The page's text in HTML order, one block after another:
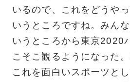
いるので、これをどうや
いうところですね。みん
いうところから東京2020
こそこ観るようになった
これを面白いスポーツと